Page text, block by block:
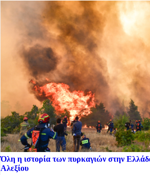
Όλη η ιστορία των πυρκαγιών στην
Αλεξίου